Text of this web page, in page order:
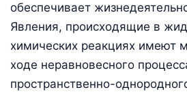
обеспечивает
Явления, происходящие в
химических реакциях имеют
ходе неравновесного
пространственно-